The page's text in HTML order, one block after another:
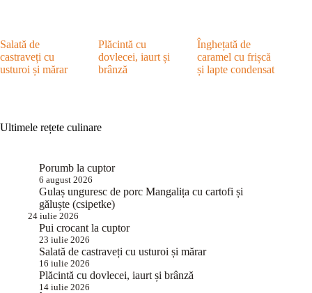
Salată de
castraveți cu
usturoi și mărar
Plăcintă cu
dovlecei, iaurt și
brânză
Înghețată de
caramel cu frișcă
și lapte condensat
Ultimele rețete culinare
Porumb la cuptor
6 august 2026
Gulaș unguresc de porc Mangalița cu cartofi și
găluște (csipetke)
24 iulie 2026
Pui crocant la cuptor
23 iulie 2026
Salată de castraveți cu usturoi și mărar
16 iulie 2026
Plăcintă cu dovlecei, iaurt și brânză
14 iulie 2026